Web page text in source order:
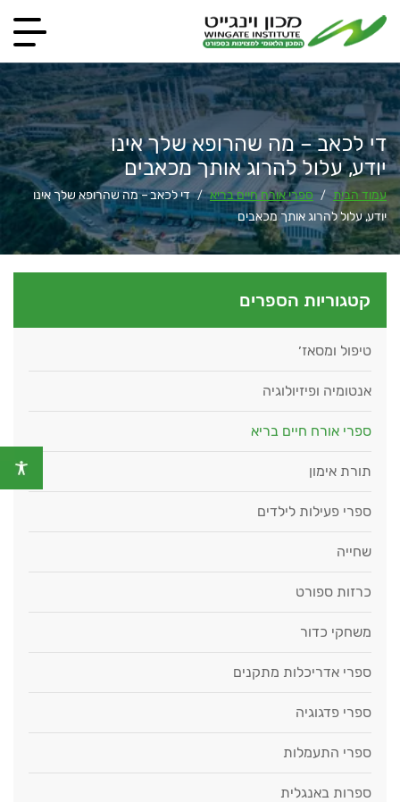
די לכאב – מה שהרופא שלך אינו
יודע, עלול להרוג אותך מכאבים
עמוד הבית / ספרי אורח חיים בריא / די לכאב – מה שהרופא שלך אינו
יודע, עלול להרוג אותך מכאבים
קטגוריות הספרים
טיפול ומסאז׳
אנטומיה ופיזיולוגיה
ספרי אורח חיים בריא
תורת אימון
ספרי פעילות לילדים
שחייה
כרזות ספורט
משחקי כדור
ספרי אדריכלות מתקנים
ספרי פדגוגיה
ספרי התעמלות
ספרות באנגלית